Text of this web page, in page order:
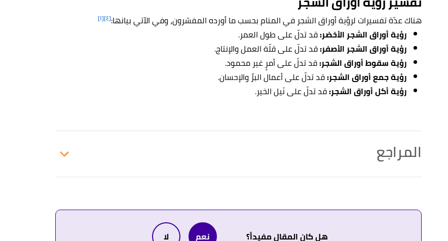
هناك عدّة تفسيرات لرؤية أوراق الشجر في المنام بحسب ما أورده المفسّرون، وفي الآتي بيانها:[٤] [١]
رؤية أوراق الشجر الأخضر:قد تدلّ على طول العمر.
رؤية أوراق الشجر الأصفر:قد تدلّ على قلّة العمل والإنتاج.
رؤية سقوط أوراق الشجر:قد تدلّ على أمرٍ غير محمود.
رؤية جمع أوراق الشجر:قد تدلّ على أعمال البرِّ والإحسان.
رؤية أكل أوراق الشجر:قد تدلّ على نَيل الخير.
المراجع
↑"مدى علاقة تفسير الحلم بوقوعه"،إسلام ويب. بتصرّف.
إسلام سؤال وجواب . بتصرّف. هل كان المقال مفيداً؟ نعم لا